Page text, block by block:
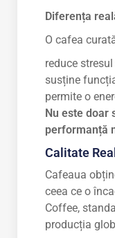
Diferența
O cafea
reduce
susține
permite o
Nu este doar
performanță
Calitate
Cafeaua
ceea ce o
Coffee,
producția